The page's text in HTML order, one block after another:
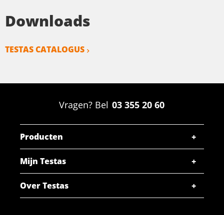
Downloads
TESTAS CATALOGUS
Vragen? Bel 03 355 20 60
Producten
Mijn Testas
Over Testas